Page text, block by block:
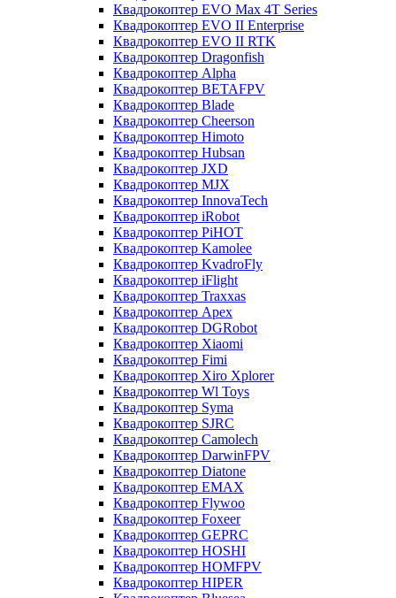
Квадрокоптер EVO Max 4T Series
Квадрокоптер EVO II Enterprise
Квадрокоптер EVO II RTK
Квадрокоптер Dragonfish
Квадрокоптер Alpha
Квадрокоптер BETAFPV
Квадрокоптер Blade
Квадрокоптер Cheerson
Квадрокоптер Himoto
Квадрокоптер Hubsan
Квадрокоптер JXD
Квадрокоптер MJX
Квадрокоптер InnovaTech
Квадрокоптер iRobot
Квадрокоптер PiHOT
Квадрокоптер Kamolee
Квадрокоптер KvadroFly
Квадрокоптер iFlight
Квадрокоптер Traxxas
Квадрокоптер Apex
Квадрокоптер DGRobot
Квадрокоптер Xiaomi
Квадрокоптер Fimi
Квадрокоптер Xiro Xplorer
Квадрокоптер Wl Toys
Квадрокоптер Syma
Квадрокоптер SJRC
Квадрокоптер Camolech
Квадрокоптер DarwinFPV
Квадрокоптер Diatone
Квадрокоптер EMAX
Квадрокоптер Flywoo
Квадрокоптер Foxeer
Квадрокоптер GEPRC
Квадрокоптер HOSHI
Квадрокоптер HOMFPV
Квадрокоптер HIPER